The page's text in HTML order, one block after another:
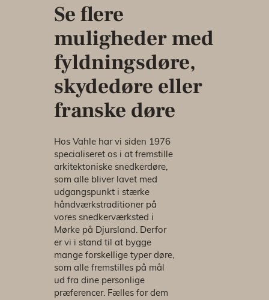
Se flere
muligheder med
fyldningsdøre,
skydedøre eller
franske døre
Hos Vahle har vi siden 1976
specialiseret os i at fremstille
arkitektoniske snedkerdøre,
som alle bliver lavet med
udgangspunkt i stærke
håndværkstraditioner på
vores snedkerværksted i
Mørke på Djursland. Derfor
er vi i stand til at bygge
mange forskellige typer døre,
som alle fremstilles på mål
ud fra dine personlige
præferencer. Fælles for dem